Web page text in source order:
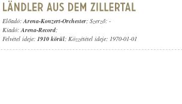
Előadó:Arena-Konzert-Orchester; Szerző: -
Kiadó:Arena-Record;
Felvétel ideje: 1910 körül; Közzététel ideje: 1970-01-01